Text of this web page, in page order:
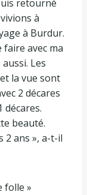
retourné
à
à Burdur.
faire avec ma
Les
la vue sont
2 décares
beauté.
2 ans », a-t-il
folle »